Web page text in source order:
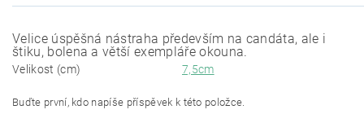
Velice úspěšná nástraha především na candáta, ale i
štiku, bolena a větší exempláře okouna.
Velikost (cm) 7,5cm
Buďte první, kdo napíše příspěvek k této položce.